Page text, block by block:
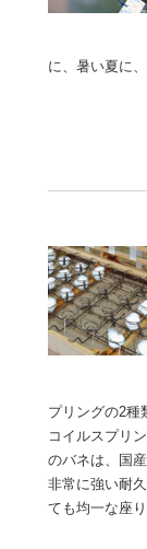
に、暑い夏に
プリングの2種
コイルスプリ
のバネは、国
非常に強い耐
ても均一な座